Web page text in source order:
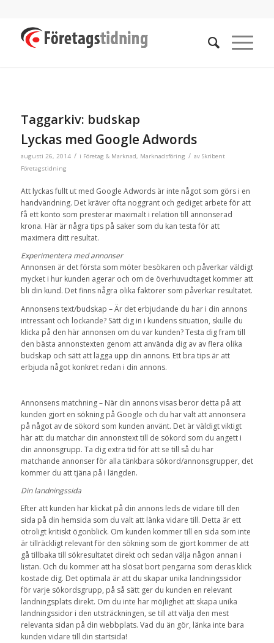
Taggarkiv: budskap
Lyckas med Google Adwords
augusti 26, 2014 / i Företag & Marknad, Marknadsföring / av Skribent
Företagstidning
Att lyckas fullt ut med Google Adwords är inte något som görs i en
handvändning. Det kräver ofta noggrant och gediget arbete för att
få ett konto som presterar maximalt i relation till annonserad
krona. Här är några tips på saker som du kan testa för att
maximera ditt resultat.
Experimentera med annonser
Annonsen är det första som möter besökaren och påverkar väldigt
mycket i hur kunden agerar och om de överhuvudtaget kommer att
bli din kund. Det finns några olika faktorer som påverkar resultatet.
Annonsens text/budskap – Är det erbjudande du har i din annons
intressant och lockande? Sätt dig in i kundens situation, skulle du
klicka på den här annonsen om du var kunden? Testa dig fram till
den bästa annonstexten genom att använda dig av av flera olika
budskap och sätt att lägga upp din annons. Ett bra tips är att
erbjuda något konkret redan i din annons.
Annonsens matchning – När din annons visas beror detta på att
kunden gjort en sökning på Google och du har valt att annonsera
på något av de sökord som kunden använt. Det är väldigt viktigt
här att du matchar din annonstext till de sökord som du angett i
din annonsgrupp. Ta dig extra tid för att se till så du har
matchande annonser för alla tänkbara sökord/annonsgrupper, det
kommer du att tjäna på i längden.
Din landningssida
Efter att kunden har klickat på din annons leds de vidare till den
sida på din hemsida som du valt att länka vidare till. Detta är ett
otroligt kritiskt ögonblick. Om kunden kommer till en sida som inte
är tillräckligt relevant för den sökning som de gjort kommer de att
gå tillbaka till sökresultatet direkt och sedan välja någon annan i
listan. Och du kommer att ha slösat bort pengarna som deras klick
kostade dig. Det optimala är att du skapar unika landningssidor
för varje sökordsgrupp, på så sätt ger du kunden en relevant
landningsplats direkt. Om du inte har möjlighet att skapa unika
landningssidor i den utsträckningen, se till att välja den mest
relevanta sidan på din webbplats. Vad du än gör, länka inte bara
kunden vidare till din startsida!